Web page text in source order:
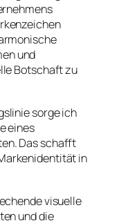
und
Botschaft zu
sorge ich
eines
Das schafft
in
visuelle
und die